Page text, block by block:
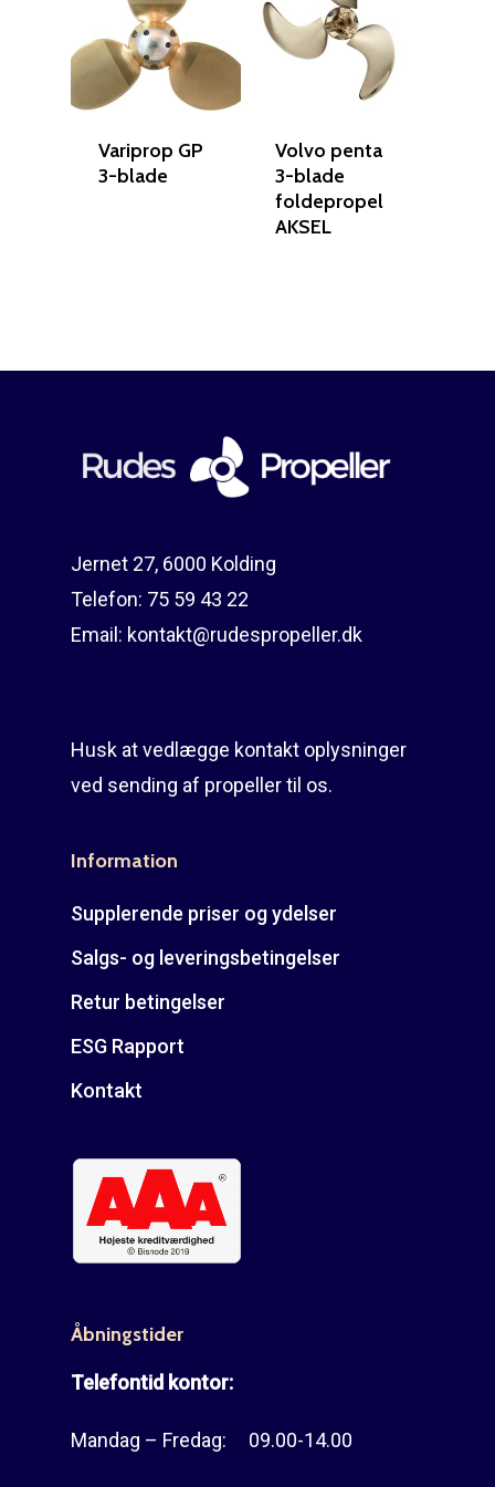
Variprop GP
3-blade
Volvo penta
3-blade
foldepropel
AKSEL
Jernet 27, 6000 Kolding
Telefon: 75 59 43 22
Email: kontakt@rudespropeller.dk
Husk at vedlægge kontakt oplysninger
ved sending af propeller til os.
Information
Supplerende priser og ydelser
Salgs- og leveringsbetingelser
Retur betingelser
ESG Rapport
Kontakt
Åbningstider
Telefontid kontor:
Mandag – Fredag: 09.00-14.00